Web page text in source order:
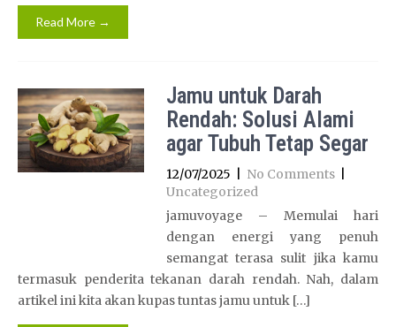
Read More →
Jamu untuk Darah
Rendah: Solusi Alami
agar Tubuh Tetap Segar
12/07/2025 No Comments
Uncategorized
jamuvoyage – Memulai hari
dengan energi yang penuh
semangat terasa sulit jika kamu
termasuk penderita tekanan darah rendah. Nah, dalam
artikel ini kita akan kupas tuntas jamu untuk […]